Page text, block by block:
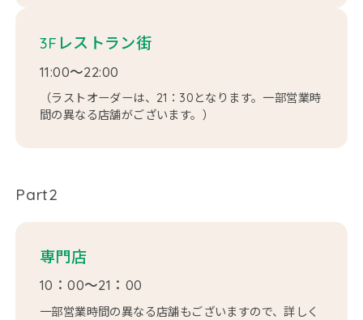
3Fレストラン街
11:00～22:00
（ラストオーダーは、21：30となります。一部営業時
間の異なる店舗がございます。）
Part2
専門店
10：00～21：00
一部営業時間の異なる店舗もございますので、詳しく